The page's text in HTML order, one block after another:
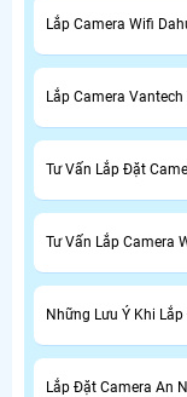
Lắp Camera Wifi
Lắp Camera Vantech
Tư Vấn Lắp Đặt
Tư Vấn Lắp Camera
Những Lưu Ý Khi
Lắp Đặt Camera An